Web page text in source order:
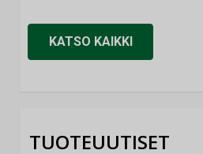
KATSO KAIKKI
TUOTEUUTISET